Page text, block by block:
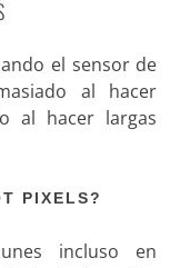
el sensor de
al hacer
o al hacer largas
PIXELS?
incluso en